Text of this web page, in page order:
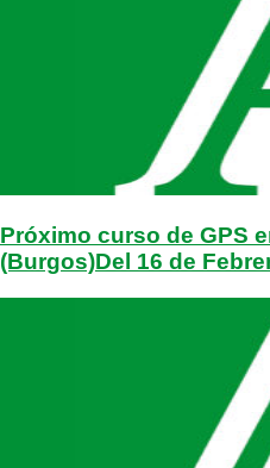
Próximo curso de GPS
(Burgos)Del 16 de